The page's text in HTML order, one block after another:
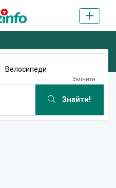
Велосипеди
Змінити
Знайти!